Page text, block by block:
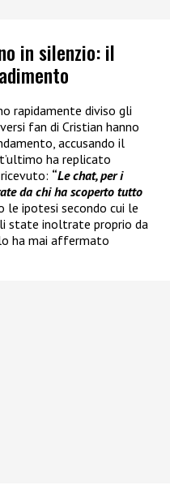
in silenzio: il
rapidamente diviso gli
fan di Cristian hanno
accusando il
ha replicato
“Le chat, per i
da chi ha scoperto tutto
le ipotesi secondo cui le
state inoltrate proprio da
ha mai affermato